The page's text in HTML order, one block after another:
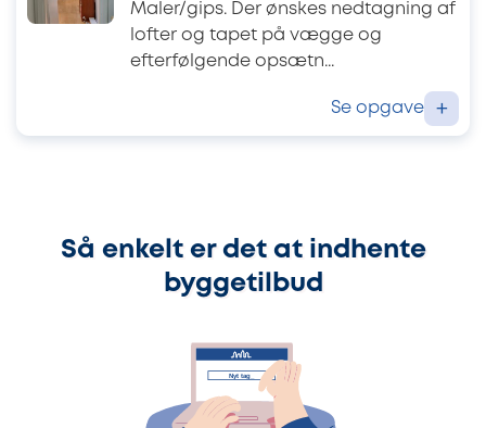
Maler/gips. Der ønskes nedtagning af
lofter og tapet på vægge og
efterfølgende opsætn...
Se opgave +
Så enkelt er det at indhente
byggetilbud